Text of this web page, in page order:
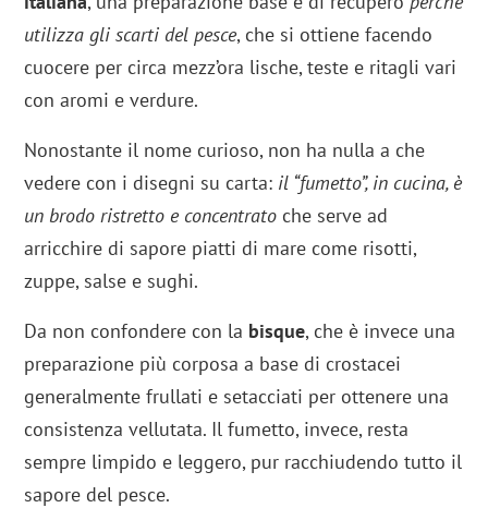
utilizza gli scarti del pesce, che si ottiene facendo
cuocere per circa mezz’ora lische, teste e ritagli vari
con aromi e verdure.
Nonostante il nome curioso, non ha nulla a che
vedere con i disegni su carta: il “fumetto”, in cucina, è
un brodo ristretto e concentrato che serve ad
arricchire di sapore piatti di mare come risotti,
zuppe, salse e sughi.
Da non confondere con la bisque, che è invece una
preparazione più corposa a base di crostacei
generalmente frullati e setacciati per ottenere una
consistenza vellutata. Il fumetto, invece, resta
sempre limpido e leggero, pur racchiudendo tutto il
sapore del pesce.